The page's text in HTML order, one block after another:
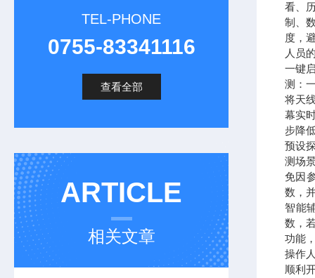
TEL-PHONE
0755-83341116
查看全部
ARTICLE
相关文章
看、
制、
度，
人员
一键
测：
将天
幕实
步降
预设
测场
免因
数，
智能
数，
功能
操作
顺利